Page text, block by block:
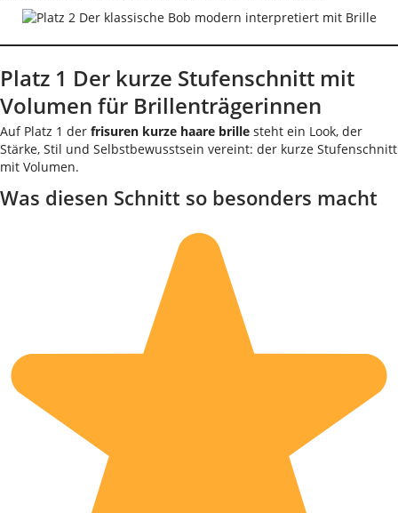
Platz 1 Der kurze Stufenschnitt mit
Volumen für Brillenträgerinnen
Auf Platz 1 der frisuren kurze haare brille steht ein Look, der
Stärke, Stil und Selbstbewusstsein vereint: der kurze Stufenschnitt
mit Volumen.
Was diesen Schnitt so besonders macht